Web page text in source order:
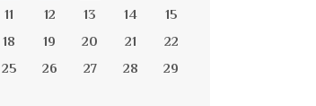
11 12 13 14
15
18 19 20 21
22
25 26 27 28
29